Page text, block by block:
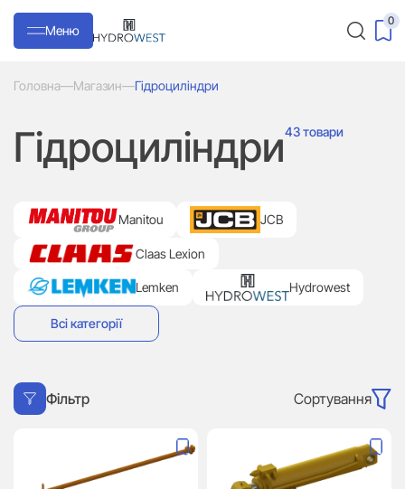
Меню
0
Головна—Магазин—Гідроциліндри
Гідроциліндри43 товари
Manitou JCB
Claas Lexion
Lemken Hydrowest
Всі категорії
Фільтр Сортування